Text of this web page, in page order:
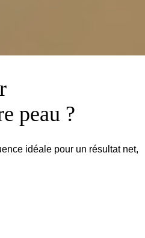
peau ?
idéale pour un résultat net,